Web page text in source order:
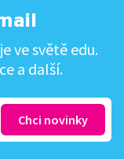
ve světě edu.
a další.